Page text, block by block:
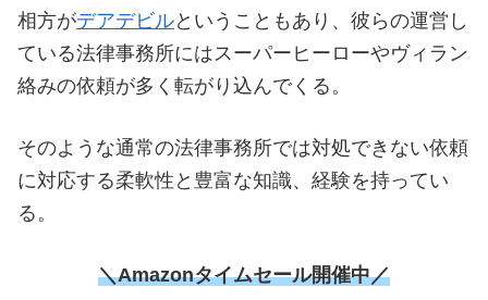
相方がデアデビルということもあり、彼らの運営し
ている法律事務所にはスーパーヒーローやヴィラン
絡みの依頼が多く転がり込んでくる。
そのような通常の法律事務所では対処できない依頼
に対応する柔軟性と豊富な知識、経験を持ってい
る。
＼Amazonタイムセール開催中／